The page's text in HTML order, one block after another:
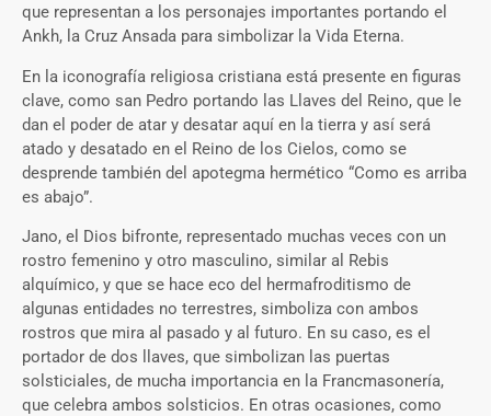
que representan a los personajes importantes portando el
Ankh, la Cruz Ansada para simbolizar la Vida Eterna.
En la iconografía religiosa cristiana está presente en figuras
clave, como san Pedro portando las Llaves del Reino, que le
dan el poder de atar y desatar aquí en la tierra y así será
atado y desatado en el Reino de los Cielos, como se
desprende también del apotegma hermético “Como es arriba
es abajo”.
Jano, el Dios bifronte, representado muchas veces con un
rostro femenino y otro masculino, similar al Rebis
alquímico, y que se hace eco del hermafroditismo de
algunas entidades no terrestres, simboliza con ambos
rostros que mira al pasado y al futuro. En su caso, es el
portador de dos llaves, que simbolizan las puertas
solsticiales, de mucha importancia en la Francmasonería,
que celebra ambos solsticios. En otras ocasiones, como